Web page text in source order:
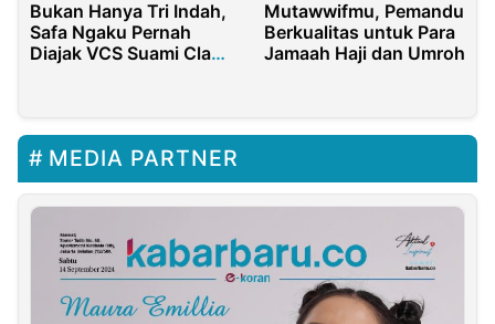
Bukan Hanya Tri Indah,
Safa Ngaku Pernah
Diajak VCS Suami Clara
Mutawwifmu, Pemandu
Berkualitas untuk Para
Jamaah Haji dan Umroh
MEDIA PARTNER